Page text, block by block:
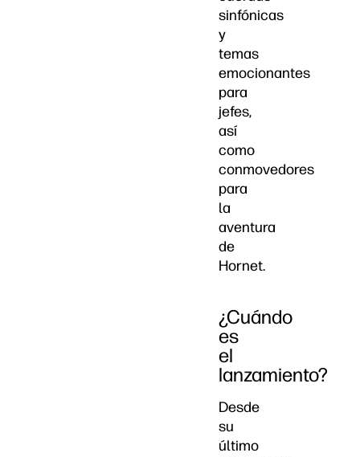
sinfónicas
y
temas
emocionantes
para
jefes,
así
como
conmovedores
para
la
aventura
de
Hornet.
¿Cuándo
es
el
lanzamiento?
Desde
su
último